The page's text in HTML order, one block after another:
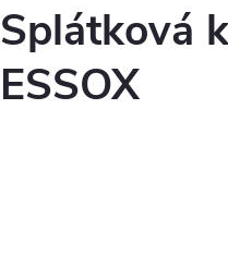
Splátková
ESSOX